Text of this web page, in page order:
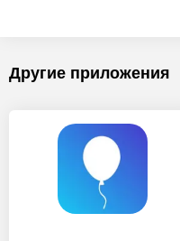
Другие приложения